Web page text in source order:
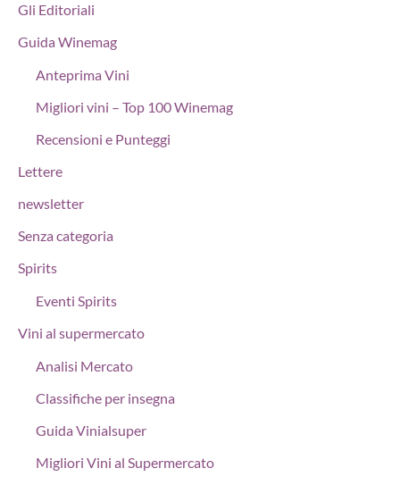
Gli Editoriali
Guida Winemag
Anteprima Vini
Migliori vini – Top 100 Winemag
Recensioni e Punteggi
Lettere
newsletter
Senza categoria
Spirits
Eventi Spirits
Vini al supermercato
Analisi Mercato
Classifiche per insegna
Guida Vinialsuper
Migliori Vini al Supermercato